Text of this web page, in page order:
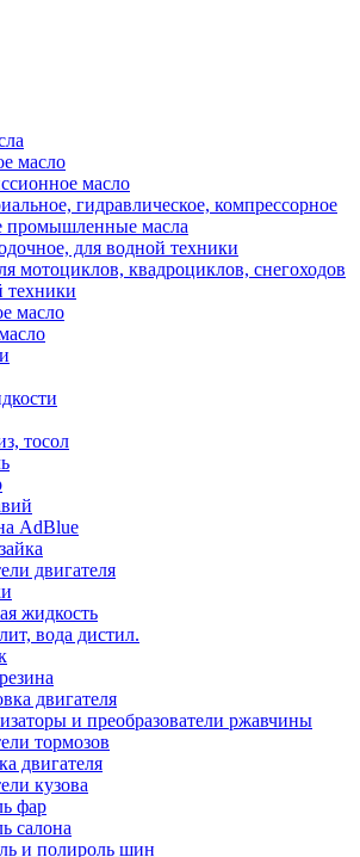
масло
масло
гидравлическое, компрессорное
промышленные масла
для водной техники
мотоциклов, квадроциклов, снегоходов
техники
масло
тосол
AdBlue
двигателя
жидкость
вода дистил.
двигателя
и преобразователи ржавчины
тормозов
двигателя
кузова
фар
салона
и полироль шин